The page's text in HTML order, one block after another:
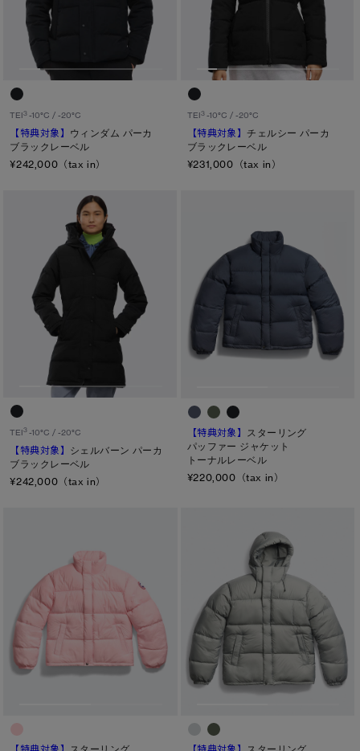
TEI１：5℃/-5℃
TEI3：-10℃/-20℃
TEI4：-15℃/-25℃
S
M
S/M
ONESIZE
カラー
ブラック
ブルー系
レッド系
ベージュ/ブラウン系 パープル系
オレンジ系
ウエスト
ヒップ
ふくらはぎ
TEI3 -10°C / -20°C
【特典対象】 ウィンダム パーカ
ブラックレーベル
¥242,000（tax in）
TEI3-10°C / -20°C
【特典対象】チェルシー パーカ
ブラックレーベル
¥231,000（tax in）
TEI3 -10°C / -20°C
【特典対象】 シェルバーン パーカ
ブラックレーベル
¥242,000（tax in）
【特典対象】
スターリング
パッファー ジャケット
トーナルレーベル
¥220,000（tax in）